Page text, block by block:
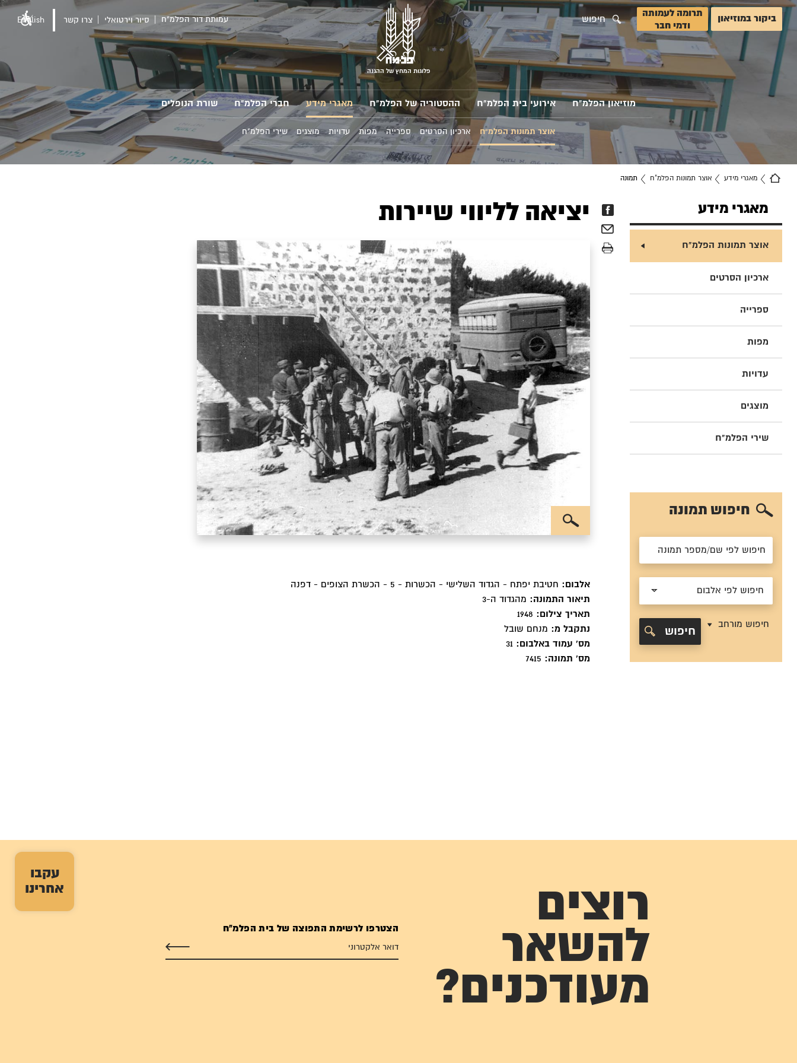
עקבו
אחרינו
ביקור במוזיאון
תרומה לעמותה
ודמי חבר
חיפוש
פלוגות המחץ של ההגנה
עמותת דור הפלמ"ח סיור וירטואלי צרו קשר English
מוזיאון הפלמ"ח אירועי בית הפלמ"ח ההסטוריה של הפלמ"ח מאגרי מידע חברי הפלמ"ח שורת הנופלים
אוצר תמונות הפלמ"ח ארכיון הסרטים ספרייה מפות עדויות מוצגים שירי הפלמ"ח
מאגרי מידע אוצר תמונות הפלמ"ח תמונה
מאגרי מידע
אוצר תמונות הפלמ"ח
ארכיון הסרטים
ספרייה
מפות
עדויות
מוצגים
שירי הפלמ"ח
חיפוש תמונה
חיפוש לפי אלבום
חיפוש מורחב
חיפוש
יציאה לליווי שיירות
אלבום: חטיבת יפתח - הגדוד השלישי - הכשרות - 5 - הכשרת הצופים - דפנה
תיאור התמונה: מהגדוד ה-3
תאריך צילום:
נתקבל מ: מנחם שובל
מס' עמוד באלבום:
מס' תמונה:
רוצים
להשאר
מעודכנים?
הצטרפו לרשימת התפוצה של בית הפלמ"ח